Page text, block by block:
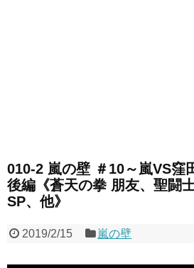
010-2 嵐の壁 ＃10～嵐VS窪
後編《蒼天の拳 朋友、聖闘
SP、他》
2019/2/15 嵐の壁